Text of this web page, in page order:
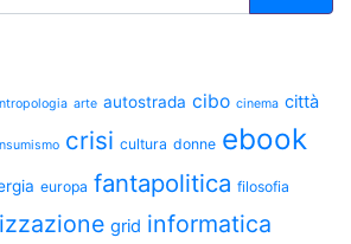
arte autostrada cibo cinema città
crisi cultura donne ebook
europa fantapolitica filosofia
grid informatica